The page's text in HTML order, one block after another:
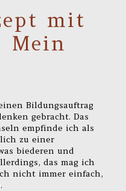
mit
Mein
Bildungsauftrag
gebracht. Das
empfinde ich als
zu einer
biederen und
das mag ich
nicht immer einfach,